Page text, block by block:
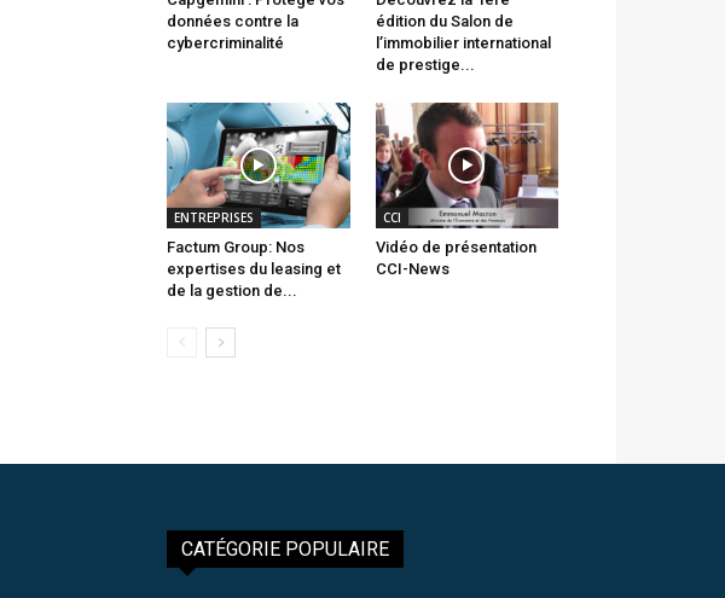
données contre la
cybercriminalité
édition du Salon de
l’immobilier international
de prestige...
ENTREPRISES
Factum Group: Nos
expertises du leasing et
de la gestion de...
CCI
Vidéo de présentation
CCI-News
CATÉGORIE POPULAIRE